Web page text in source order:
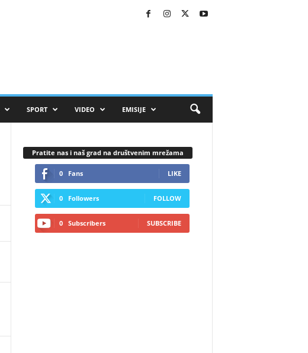
SPORT VIDEO EMISIJE
Pratite nas i naš grad na društvenim mrežama
0 Fans LIKE
0 Followers FOLLOW
0 Subscribers SUBSCRIBE